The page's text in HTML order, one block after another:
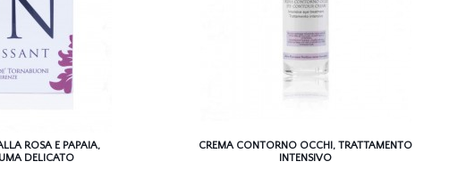
ROSA E PAPAIA,
DELICATO
CREMA CONTORNO OCCHI, TRATTAMENTO
INTENSIVO